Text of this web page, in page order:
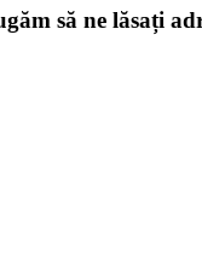
să ne lăsați